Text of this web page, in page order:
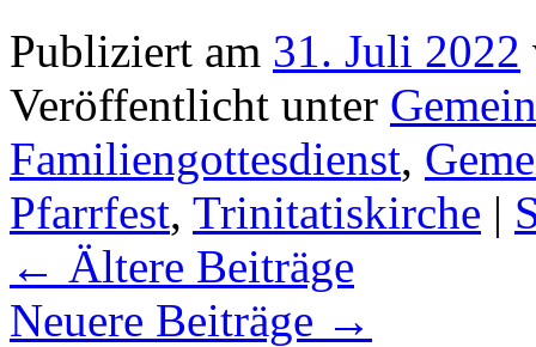
Publiziert am 31. Juli 2022
Veröffentlicht unter
Familiengottesdienst,
Pfarrfest, Trinitatiskirche |
← Ältere Beiträge
Neuere Beiträge →